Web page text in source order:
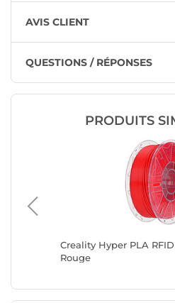
AVIS CLIENT
QUESTIONS / RÉPONSES
PRODUITS
Creality Hyper PLA
Rouge